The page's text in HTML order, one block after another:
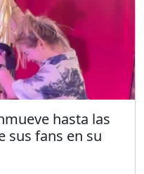
hasta las
sus fans en su